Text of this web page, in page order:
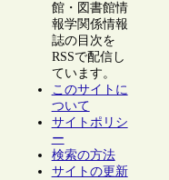
館・図書館情
報学関係情報
誌の目次を
RSSで配信し
ています。
このサイトに
ついて
サイトポリシ
ー
検索の方法
サイトの更新